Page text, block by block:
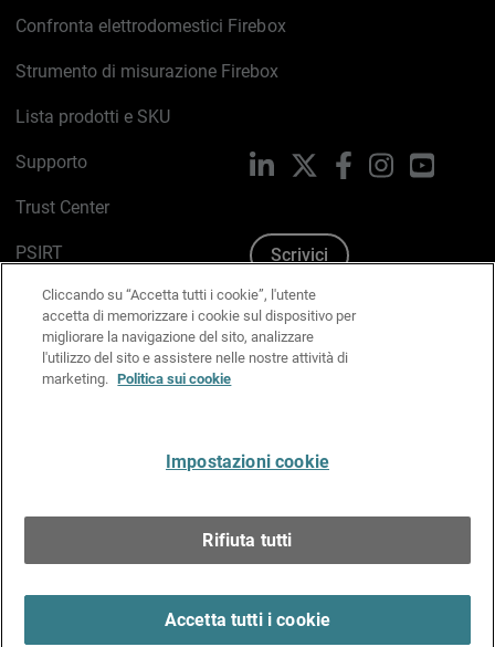
Confronta elettrodomestici Firebox
Strumento di misurazione Firebox
Lista prodotti e SKU
Supporto
Trust Center
PSIRT
Politica sui cookie
Informativa sulla privacy
Kit Media & Brand
LinkedIn FacebookInstagram
Scrivici
Cliccando su “Accetta tutti i cookie”, l'utente
accetta di memorizzare i cookie sul dispositivo per
migliorare la navigazione del sito, analizzare
l'utilizzo del sito e assistere nelle nostre attività di
marketing. Politica sui cookie
Impostazioni cookie
Rifiuta tutti
Accetta tutti i cookie